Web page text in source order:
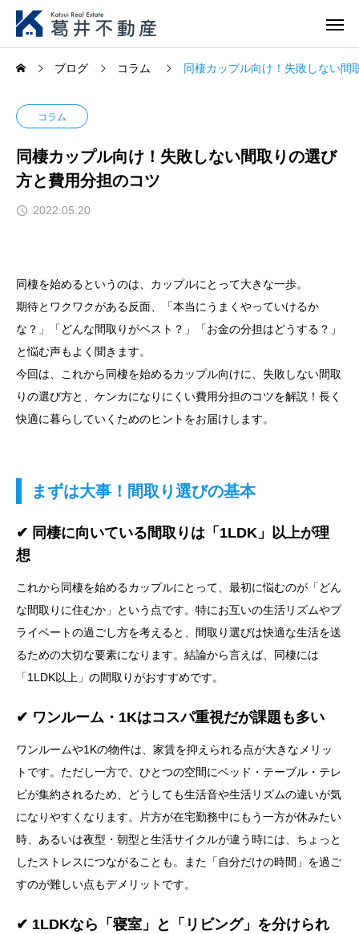
ブログ コラム 同棲カップル向け！失敗しない間
コラム
同棲カップル向け！失敗しない間取りの選び
方と費用分担のコツ
2022.05.20
同棲を始めるというのは、カップルにとって大きな一歩。
期待とワクワクがある反面、「本当にうまくやっていけるか
な？」「どんな間取りがベスト？」「お金の分担はどうする？」
と悩む声もよく聞きます。
今回は、これから同棲を始めるカップル向けに、失敗しない間取
りの選び方と、ケンカになりにくい費用分担のコツを解説！長く
快適に暮らしていくためのヒントをお届けします。
まずは大事！間取り選びの基本
✔ 同棲に向いている間取りは「1LDK」以上が理
想
これから同棲を始めるカップルにとって、最初に悩むのが「どん
な間取りに住むか」という点です。特にお互いの生活リズムやプ
ライベートの過ごし方を考えると、間取り選びは快適な生活を送
るための大切な要素になります。結論から言えば、同棲には
「1LDK以上」の間取りがおすすめです。
✔ ワンルーム・1Kはコスパ重視だが課題も多い
ワンルームや1Kの物件は、家賃を抑えられる点が大きなメリッ
トです。ただし一方で、ひとつの空間にベッド・テーブル・テレ
ビが集約されるため、どうしても生活音や生活リズムの違いが気
になりやすくなります。片方が在宅勤務中にもう一方が休みたい
時、あるいは夜型・朝型と生活サイクルが違う時には、ちょっと
したストレスにつながることも。また「自分だけの時間」を過ご
すのが難しい点もデメリットです。
✔ 1LDKなら「寝室」と「リビング」を分けられ